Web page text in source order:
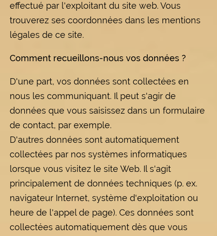
effectué par l'exploitant du site web. Vous
trouverez ses coordonnées dans les mentions
légales de ce site.
Comment recueillons-nous vos données ?
D'une part, vos données sont collectées en
nous les communiquant. Il peut s'agir de
données que vous saisissez dans un formulaire
de contact, par exemple.
D'autres données sont automatiquement
collectées par nos systèmes informatiques
lorsque vous visitez le site Web. Il s'agit
principalement de données techniques (p. ex.
navigateur Internet, système d'exploitation ou
heure de l'appel de page). Ces données sont
collectées automatiquement dès que vous